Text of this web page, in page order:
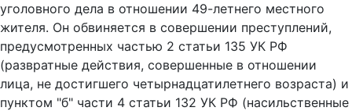
уголовного дела в отношении 49-летнего местного
жителя. Он обвиняется в совершении преступлений,
предусмотренных частью 2 статьи 135 УК РФ
(развратные действия, совершенные в отношении
лица, не достигшего четырнадцатилетнего возраста) и
пунктом "б" части 4 статьи 132 УК РФ (насильственные